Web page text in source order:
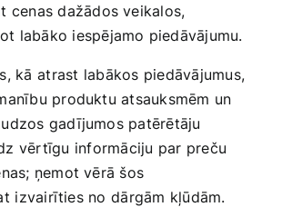
cenas dažādos veikalos,
labāko iespējamo piedāvājumu.
kā⁢ atrast⁣ labākos piedāvājumus,
produktu ‍atsauksmēm un
gadījumos patērētāju
vērtīgu⁣ informāciju par ‍preču⁢
ņemot vērā šos
⁢izvairīties no⁢ dārgām kļūdām.